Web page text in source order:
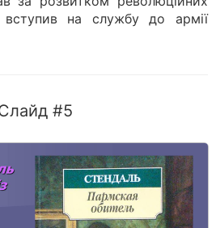
на службу до армії
#5